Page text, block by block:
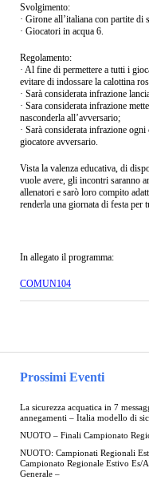
Prossimi Eventi
La sicurezza acquatica in 7
annegamenti – Italia modello di
NUOTO – Finali Campionato
NUOTO: Campionati Regionali
Campionato Regionale Estivo Es/
Generale –
Svolgimento:
· Girone all’italiana con partite di
· Giocatori in acqua 6.
Regolamento:
· Al fine di permettere a tutti i
evitare di indossare la calottina
· Sarà considerata infrazione
· Sara considerata infrazione
nasconderla all’avversario;
· Sarà considerata infrazione
giocatore avversario.
Vista la valenza educativa, di
vuole avere, gli incontri saranno
allenatori e sarò loro compito
renderla una giornata di festa per
In allegato il programma:
COMUN104